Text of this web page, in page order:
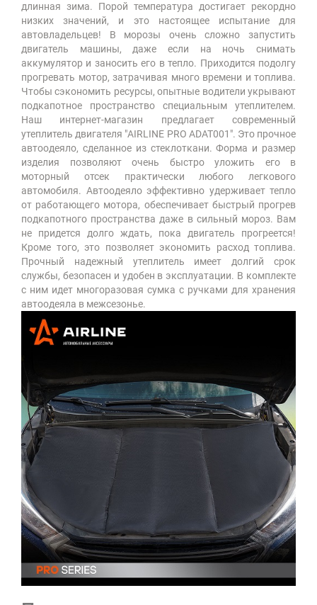
длинная зима. Порой температура достигает рекордно
низких значений, и это настоящее испытание для
автовладельцев! В морозы очень сложно запустить
двигатель машины, даже если на ночь снимать
аккумулятор и заносить его в тепло. Приходится подолгу
прогревать мотор, затрачивая много времени и топлива.
Чтобы сэкономить ресурсы, опытные водители укрывают
подкапотное пространство специальным утеплителем.
Наш интернет-магазин предлагает современный
утеплитель двигателя "AIRLINE PRO ADAT001". Это прочное
автоодеяло, сделанное из стеклоткани. Форма и размер
изделия позволяют очень быстро уложить его в
моторный отсек практически любого легкового
автомобиля. Автоодеяло эффективно удерживает тепло
от работающего мотора, обеспечивает быстрый прогрев
подкапотного пространства даже в сильный мороз. Вам
не придется долго ждать, пока двигатель прогреется!
Кроме того, это позволяет экономить расход топлива.
Прочный надежный утеплитель имеет долгий срок
службы, безопасен и удобен в эксплуатации. В комплекте
с ним идет многоразовая сумка с ручками для хранения
автоодеяла в межсезонье.